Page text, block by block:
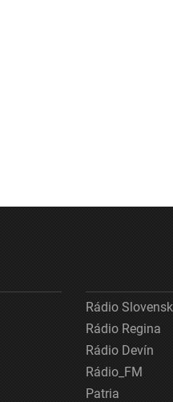
Rádio
Rádio Regina
Rádio Devín
Rádio_FM
Patria